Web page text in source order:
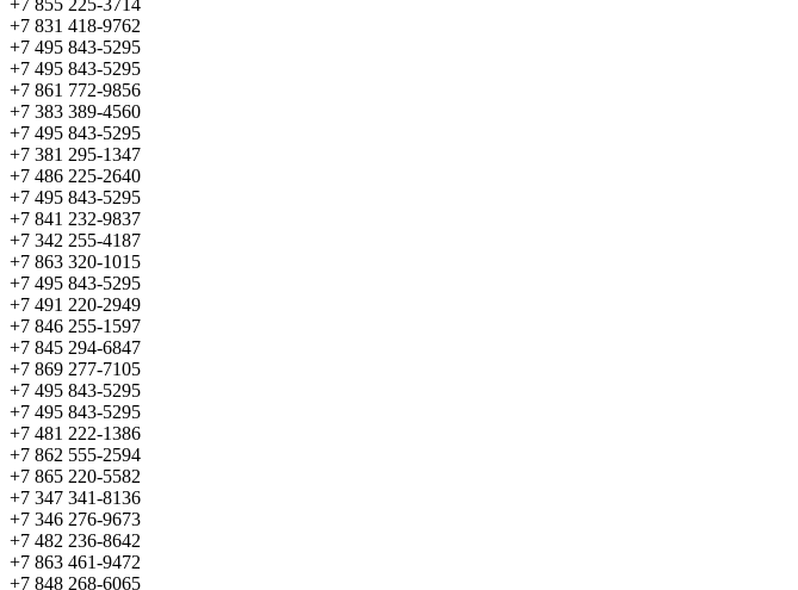
+7 855 225-3714
+7 831 418-9762
+7 495 843-5295
+7 495 843-5295
+7 861 772-9856
+7 383 389-4560
+7 495 843-5295
+7 381 295-1347
+7 486 225-2640
+7 495 843-5295
+7 841 232-9837
+7 342 255-4187
+7 863 320-1015
+7 495 843-5295
+7 491 220-2949
+7 846 255-1597
+7 845 294-6847
+7 869 277-7105
+7 495 843-5295
+7 495 843-5295
+7 481 222-1386
+7 862 555-2594
+7 865 220-5582
+7 347 341-8136
+7 346 276-9673
+7 482 236-8642
+7 863 461-9472
+7 848 268-6065